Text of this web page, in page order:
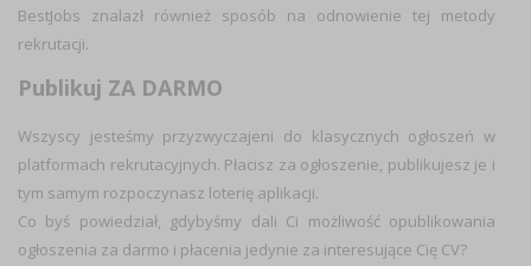
BestJobs znalazł również sposób na odnowienie tej metody
rekrutacji.
Publikuj ZA DARMO
Wszyscy jesteśmy przyzwyczajeni do klasycznych ogłoszeń w
platformach rekrutacyjnych. Płacisz za ogłoszenie, publikujesz je i
tym samym rozpoczynasz loterię aplikacji.
Co byś powiedział, gdybyśmy dali Ci możliwość opublikowania
ogłoszenia za darmo i płacenia jedynie za interesujące Cię CV?